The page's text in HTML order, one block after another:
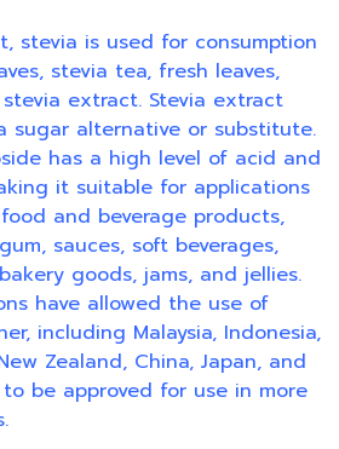
stevia is used for consumption
stevia tea, fresh leaves,
extract. Stevia extract
sugar alternative or substitute.
has a high level of acid and
it suitable for applications
and beverage products,
sauces, soft beverages,
goods, jams, and jellies.
have allowed the use of
including Malaysia, Indonesia,
Zealand, China, Japan, and
be approved for use in more